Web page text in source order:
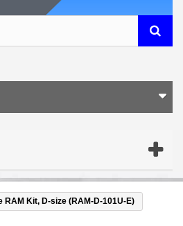
RAM Kit, D-size (RAM-D-101U-E)